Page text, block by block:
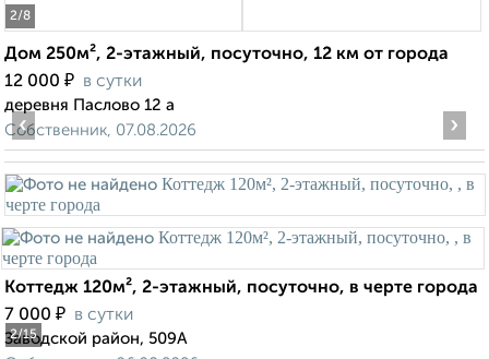
2/8
Дом 250м², 2-этажный, посуточно, 12 км от города
12 000 ₽ в сутки
деревня Паслово 12 а
Собственник, 07.08.2026
2/15
‹ ›
Коттедж 120м², 2-этажный, посуточно, в черте города
7 000 ₽ в сутки
Заводской район, 509А